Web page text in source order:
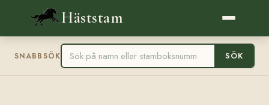
Häststam
SNABBSÖK SÖK